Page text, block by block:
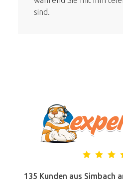
sind.
135 Kunden aus Simbach